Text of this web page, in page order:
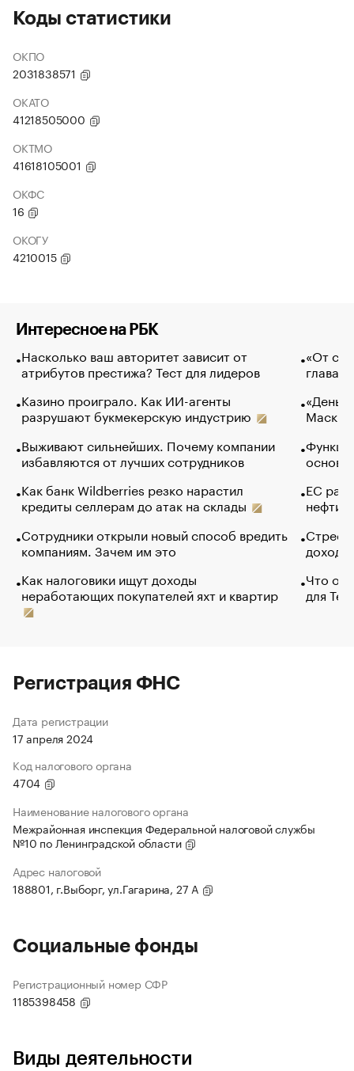
Коды статистики
ОКПО
2031838571
ОКАТО
41218505000
ОКТМО
41618105001
ОКФС
16
ОКОГУ
4210015
Интересное на РБК
Насколько ваш авторитет зависит от
атрибутов престижа? Тест для лидеров
Казино проиграло. Как ИИ-агенты
разрушают букмекерскую индустрию
Выживают сильнейших. Почему компании
избавляются от лучших сотрудников
Как банк Wildberries резко нарастил
кредиты селлерам до атак на склады
Сотрудники открыли новый способ вредить
компаниям. Зачем им это
Как налоговики ищут доходы
неработающих покупателей яхт и квартир
«От
глава
Маск в
основ
ЕС
нефти
Что
для
Регистрация ФНС
Дата регистрации
17 апреля 2024
Код налогового органа
4704
Наименование налогового органа
Межрайонная инспекция Федеральной налоговой службы
№10 по Ленинградской области
Адрес налоговой
188801, г.Выборг, ул.Гагарина, 27 А
Социальные фонды
Регистрационный номер СФР
1185398458
Виды деятельности